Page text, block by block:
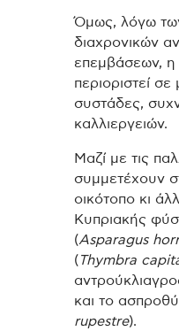
Όμως, λόγω
διαχρονικών
επεμβάσεων, η
περιοριστεί
συστάδες,
καλλιεργειών.
Μαζί με τις
συμμετέχουν
οικότοπο κι
Κυπριακής
(Asparagus
(Thymbra
και το
rupestre).